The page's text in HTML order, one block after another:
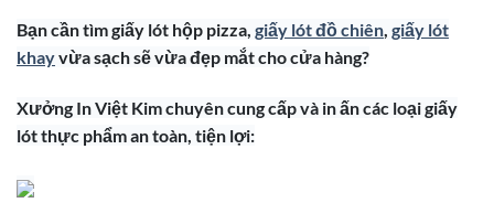
Bạn cần tìm giấy lót hộp pizza, giấy lót đồ chiên, giấy lót
khayvừa sạch sẽ vừa đẹp mắt cho cửa hàng?
Xưởng In Việt Kim chuyên cung cấp và in ấn các loại giấy
lót thực phẩm an toàn, tiện lợi: